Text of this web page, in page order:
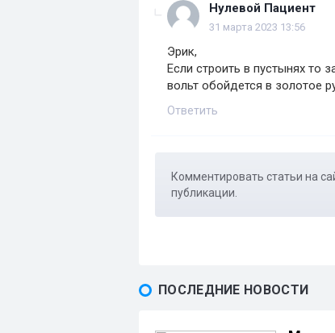
Нулевой Пациент
31 марта 2023 13:56
Эрик,
Если строить в пустынях то
вольт обойдется в золотое
Ответить
Комментировать статьи на
публикации.
ПОСЛЕДНИЕ НОВОСТИ